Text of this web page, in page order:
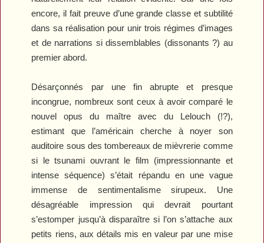
encore, il fait preuve d’une grande classe et subtilité
dans sa réalisation pour unir trois régimes d’images
et de narrations si dissemblables (dissonants ?) au
premier abord.
Désarçonnés par une fin abrupte et presque
incongrue, nombreux sont ceux à avoir comparé le
nouvel opus du maître avec du Lelouch (!?),
estimant que l’américain cherche à noyer son
auditoire sous des tombereaux de mièvrerie comme
si le tsunami ouvrant le film (impressionnante et
intense séquence) s’était répandu en une vague
immense de sentimentalisme sirupeux. Une
désagréable impression qui devrait pourtant
s’estomper jusqu’à disparaître si l’on s’attache aux
petits riens, aux détails mis en valeur par une mise